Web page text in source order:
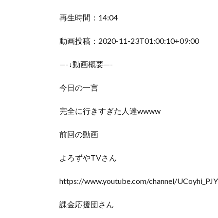
再生時間：14:04
動画投稿：2020-11-23T01:00:10+09:00
—-↓動画概要—-
今日の一言
完全に行きすぎた人達wwww
前回の動画
よろずやTVさん
https://www.youtube.com/channel/
課金応援団さん